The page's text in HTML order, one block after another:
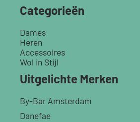
Categorieën
Dames
Heren
Accessoires
Wol in Stijl
Uitgelichte Merken
By-Bar Amsterdam
Danefae